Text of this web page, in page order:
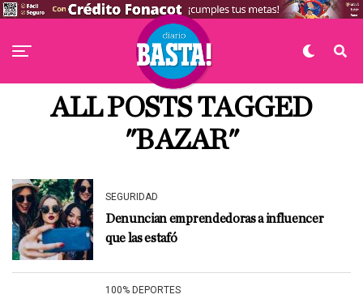
ALL POSTS TAGGED
"BAZAR"
SEGURIDAD
Denuncian emprendedoras a influencer
que las estafó
100% DEPORTES